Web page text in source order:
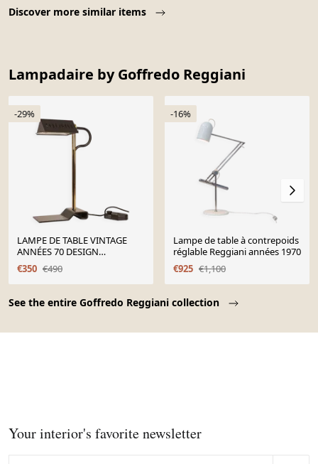
Discover more similar items
Lampadaire by Goffredo Reggiani
See the entire Goffredo Reggiani collection
-29%
LAMPE DE TABLE VINTAGE
ANNÉES 70 DESIGN
GOFFREDO REGGIANI
€350 €490
-16%
Lampe de table à contrepoids
réglable Reggiani années 1970
€925 €1,100
Your interior's favorite newsletter